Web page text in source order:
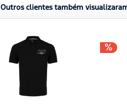
Outros clientes também